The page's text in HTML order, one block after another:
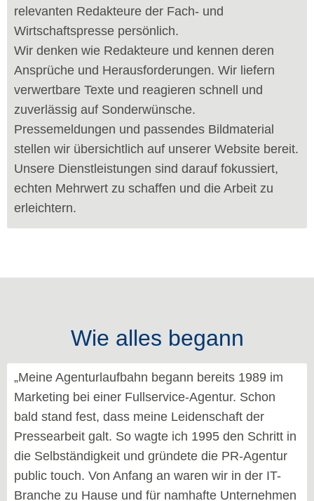
relevanten Redakteure der Fach- und
Wirtschaftspresse persönlich.
Wir denken wie Redakteure und kennen deren
Ansprüche und Herausforderungen. Wir liefern
verwertbare Texte und reagieren schnell und
zuverlässig auf Sonderwünsche.
Pressemeldungen und passendes Bildmaterial
stellen wir übersichtlich auf unserer Website bereit.
Unsere Dienstleistungen sind darauf fokussiert,
echten Mehrwert zu schaffen und die Arbeit zu
erleichtern.
Wie alles begann
„Meine Agenturlaufbahn begann bereits 1989 im
Marketing bei einer Fullservice-Agentur. Schon
bald stand fest, dass meine Leidenschaft der
Pressearbeit galt. So wagte ich 1995 den Schritt in
die Selbständigkeit und gründete die PR-Agentur
public touch. Von Anfang an waren wir in der IT-
Branche zu Hause und für namhafte Unternehmen